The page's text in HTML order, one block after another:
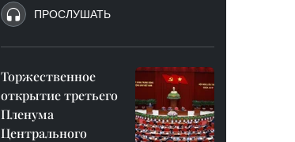
ПРОСЛУШАТЬ
Торжественное
открытие третьего
Пленума
Центрального